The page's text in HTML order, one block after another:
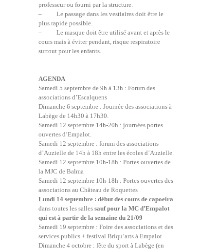
professeur ou fourni par la structure.
– Le passage dans les vestiaires doit être le
plus rapide possible.
– Le masque doit être utilisé avant et après le
cours mais à éviter pendant, risque respiratoire
surtout pour les enfants.
AGENDA
Samedi 5 septembre de 9h à 13h : Forum des
associations d’Escalquens
Dimanche 6 septembre : Journée des associations à
Labège de 14h30 à 17h30.
Samedi 12 septembre 14h-20h : journées portes
ouvertes d’Empalot.
Samedi 12 septembre : forum des associations
d’Auzielle de 14h à 18h entre les écoles d’Auzielle.
Samedi 12 septembre 10h-18h : Portes ouvertes de
la MJC de Balma
Samedi 12 septembre 10h-18h : Portes ouvertes des
associations au Château de Roquettes
Lundi 14 septembre : début des cours de capoeira
dans toutes les salles sauf pour la MC d’Empalot
qui est à partir de la semaine du 21/09
Samedi 19 septembre : Foire des associations et des
services publics + festival Briqu’arts à Empalot
Dimanche 4 octobre : fête du sport à Labège (en